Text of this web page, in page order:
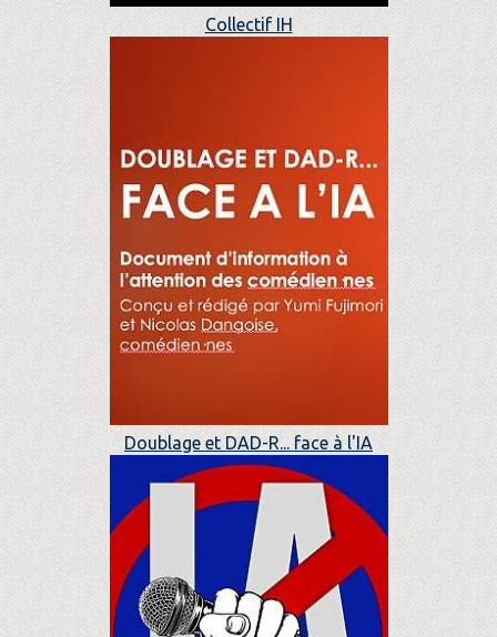
Collectif IH
Doublage et DAD-R... face à l'IA